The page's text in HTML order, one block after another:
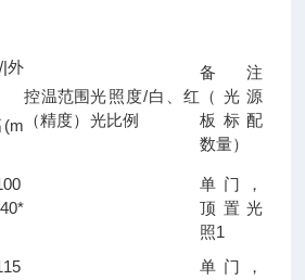
/|外
(m
控温范围
（精度）
光照度/白、红
光比例
备注
（光源
板标配
数量）
单门，
顶置光
照1
单门，